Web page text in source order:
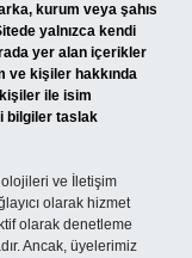
kurum veya şahıs
yalnızca kendi
yer alan içerikler
ve kişiler hakkında
ile isim
bilgiler taslak
ve İletişim
olarak hizmet
olarak denetleme
Ancak, üyelerimiz